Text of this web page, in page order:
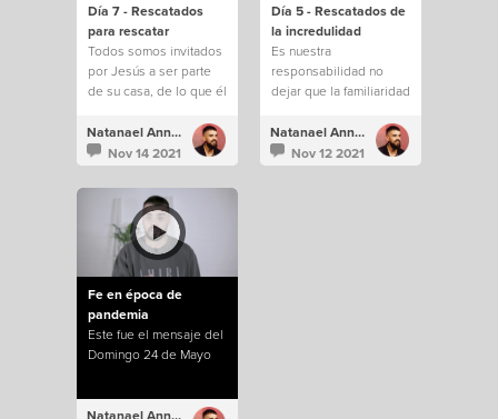
Día 7 - Rescatados
para rescatar
Todos somos invitados
por Jesús a ser parte
de su casa, de lo que él
Natanael Annacondia
Nov 14 2021
Día 5 - Rescatados de
la incredulidad
Es nuestra
responsabilidad no
dejar que la familiaridad
saquen de todo lo que
Dios tiene para
nosotros.
Natanael Annacondia
Nov 12 2021
Fe en época de
pandemia
Este fue el mensaje del
Domingo 24 de Mayo